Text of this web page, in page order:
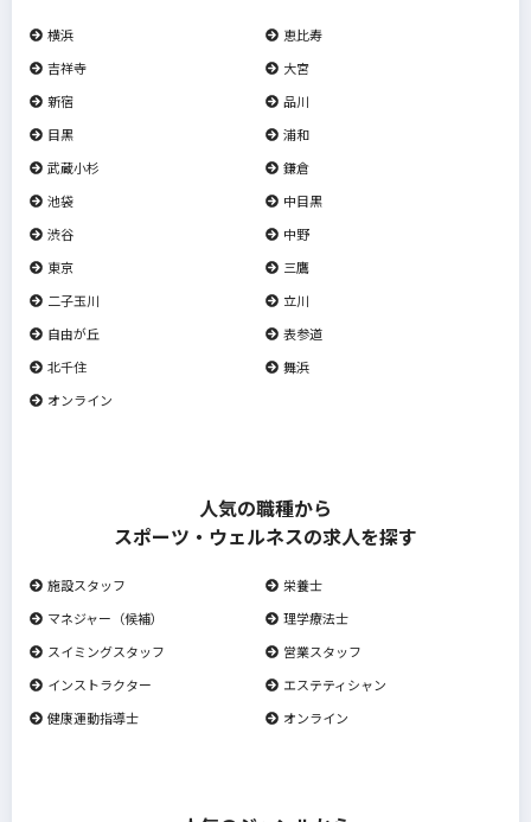
横浜
恵比寿
吉祥寺
大宮
新宿
品川
目黒
浦和
武蔵小杉
鎌倉
池袋
中目黒
渋谷
中野
東京
三鷹
二子玉川
立川
自由が丘
表参道
北千住
舞浜
オンライン
人気の職種から
スポーツ・ウェルネスの求人を探す
施設スタッフ
栄養士
マネジャー（候補）
理学療法士
スイミングスタッフ
営業スタッフ
インストラクター
エステティシャン
健康運動指導士
オンライン